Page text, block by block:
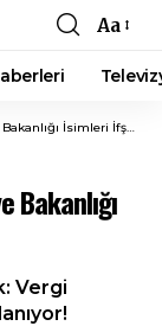
Font
Resizer
Aa
İsimleri İfşa Edecek!
Bakanlığı
Vergi